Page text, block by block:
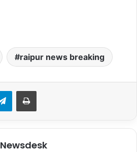
raipur news breaking
Telegram
Newsdesk